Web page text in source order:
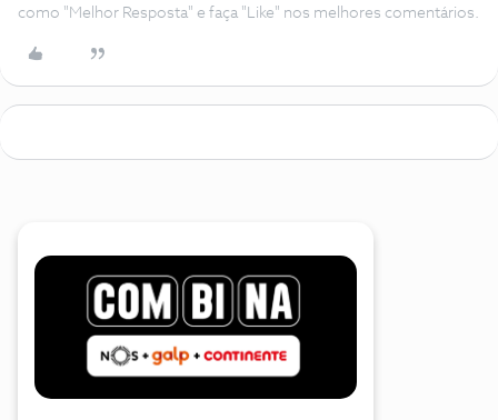
como "Melhor Resposta" e faça "Like" nos melhores comentários.